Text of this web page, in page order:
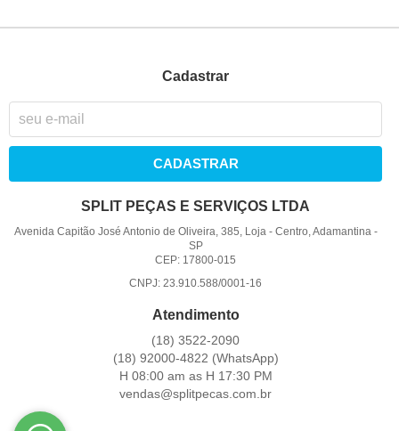
Cadastrar
CADASTRAR
SPLIT PEÇAS E SERVIÇOS LTDA
Avenida Capitão José Antonio de Oliveira, 385, Loja- Centro, Adamantina-
SP
CEP: 17800-015
CNPJ: 23.910.588/0001-16
Atendimento
(18) 3522-2090
(18) 92000-4822 (WhatsApp)
H 08:00 am as H 17:30 PM
vendas@splitpecas.com.br